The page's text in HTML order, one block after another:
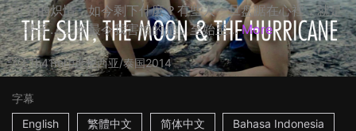
可分的炽情，如今剩下什麽？有些人一旦盘踞在心裡，就是
一辈子…… ☆最令我害怕的是，至始至... More
1h41m印度尼西亚/泰国2014
字幕
English
繁體中文 简体中文 Bahasa Indonesia